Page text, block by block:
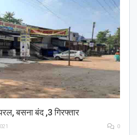
बसना बंद ,3 गिरफ्तार
0